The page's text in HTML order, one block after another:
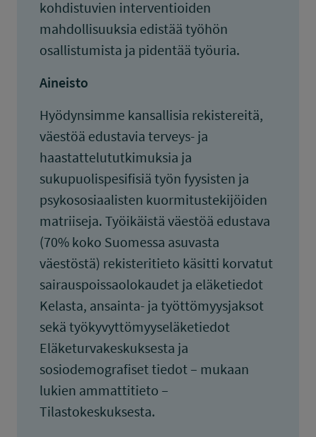
kohdistuvien interventioiden
mahdollisuuksia edistää työhön
osallistumista ja pidentää työuria.
Aineisto
Hyödynsimme kansallisia rekistereitä,
väestöä edustavia terveys- ja
haastattelututkimuksia ja
sukupuolispesifisiä työn fyysisten ja
psykososiaalisten kuormitustekijöiden
matriiseja. Työikäistä väestöä edustava
(70% koko Suomessa asuvasta
väestöstä) rekisteritieto käsitti korvatut
sairauspoissaolokaudet ja eläketiedot
Kelasta, ansainta- ja työttömyysjaksot
sekä työkyvyttömyyseläketiedot
Eläketurvakeskuksesta ja
sosiodemografiset tiedot – mukaan
lukien ammattitieto –
Tilastokeskuksesta.